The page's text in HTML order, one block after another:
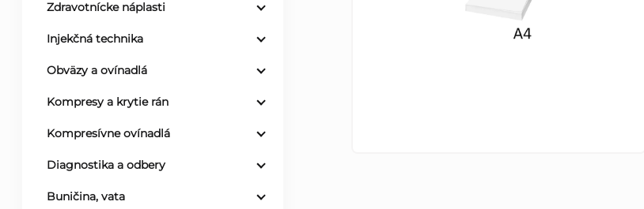
Zdravotnícke náplasti
Injekčná technika
Obväzy a ovínadlá
Kompresy a krytie rán
Kompresívne ovínadlá
Diagnostika a odbery
Buničina, vata